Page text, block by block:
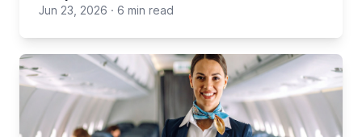
Jun 23, 2026 · 6 min read